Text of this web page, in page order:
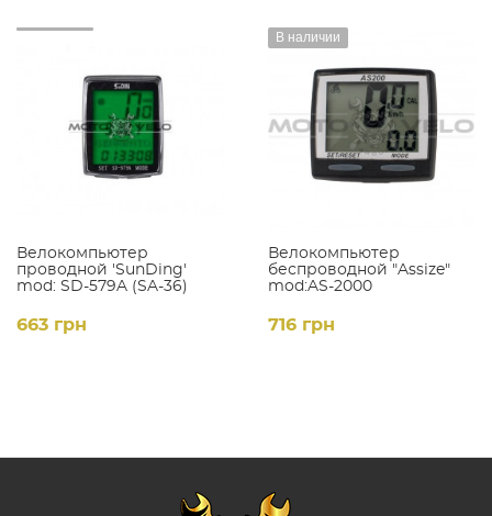
Велокомпьютер
проводной 'SunDing'
mod: SD-579A (SA-36)
663 грн
Велокомпьютер
беспроводной "Assize"
mod:AS-2000
В наличии
716 грн